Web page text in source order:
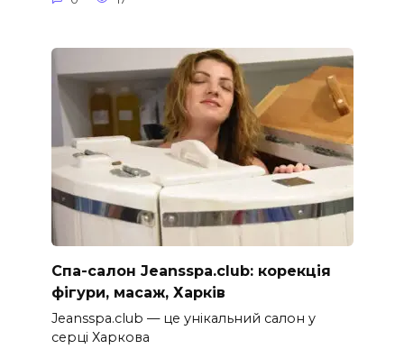
Спа-салон Jeansspa.club: корекція
фігури, масаж, Харків
Jeansspa.club — це унікальний салон у
серці Харкова